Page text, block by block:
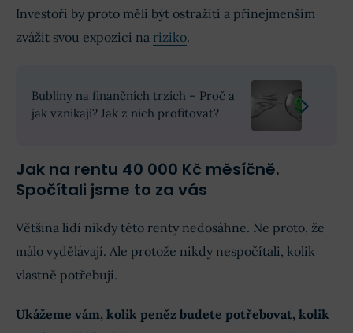
Investoři by proto měli být ostražití a přinejmenším
zvážit svou expozici na riziko.
Bubliny na finančních trzích – Proč a
jak vznikají? Jak z nich profitovat?
Jak na rentu 40 000 Kč měsíčně.
Spočítali jsme to za vás
Většina lidí nikdy této renty nedosáhne. Ne proto, že
málo vydělávají. Ale protože nikdy nespočítali, kolik
vlastně potřebují.
Ukážeme vám, kolik peněz budete potřebovat, kolik